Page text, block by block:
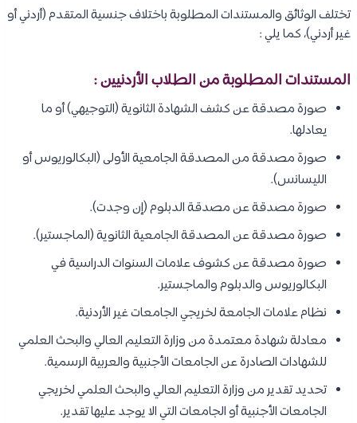
تختلف الوثائق والمستندات المطلوبة باختلاف جنسية المتقدم (أردني أو
غير أردني)، كما يلي :
المستندات المطلوبة من الطلاب الأردنيين :
صورة مصدقة عن كشف الشهادة الثانوية (التوجيهي) أو ما
يعادلها.
صورة مصدقة من المصدقة الجامعية الأولى (البكالوريوس أو
الليسانس).
صورة مصدقة عن مصدقة الدبلوم (إن وجدت).
صورة مصدقة عن المصدقة الجامعية الثانوية (الماجستير).
صورة مصدقة عن كشوف علامات السنوات الدراسية في
البكالوريوس والدبلوم والماجستير.
نظام علامات الجامعة لخريجي الجامعات غير الأردنية.
معادلة شهادة معتمدة من وزارة التعليم العالي والبحث العلمي
للشهادات الصادرة عن الجامعات الأجنبية والعربية الرسمية.
تحديد تقدير من وزارة التعليم العالي والبحث العلمي لخريجي
الجامعات الأجنبية أو الجامعات التي الا يوجد عليها تقدير.